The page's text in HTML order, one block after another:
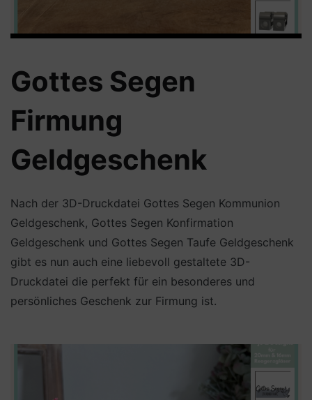
Gottes Segen
Firmung
Geldgeschenk
Nach der 3D-Druckdatei Gottes Segen Kommunion
Geldgeschenk, Gottes Segen Konfirmation
Geldgeschenk und Gottes Segen Taufe Geldgeschenk
gibt es nun auch eine liebevoll gestaltete 3D-
Druckdatei die perfekt für ein besonderes und
persönliches Geschenk zur Firmung ist.